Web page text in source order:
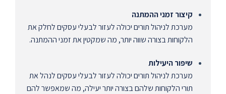
קיצור זמני ההמתנה
מערכת לניהול תורים יכולה לעזור לבעלי עסקים לחלק את
הלקוחות בצורה שווה יותר, מה שמקטין את זמני ההמתנה.
שיפור היעילות
מערכת לניהול תורים יכולה לעזור לבעלי עסקים לנהל את
תורי הלקוחות שלהם בצורה יותר יעילה, מה שמאפשר להם